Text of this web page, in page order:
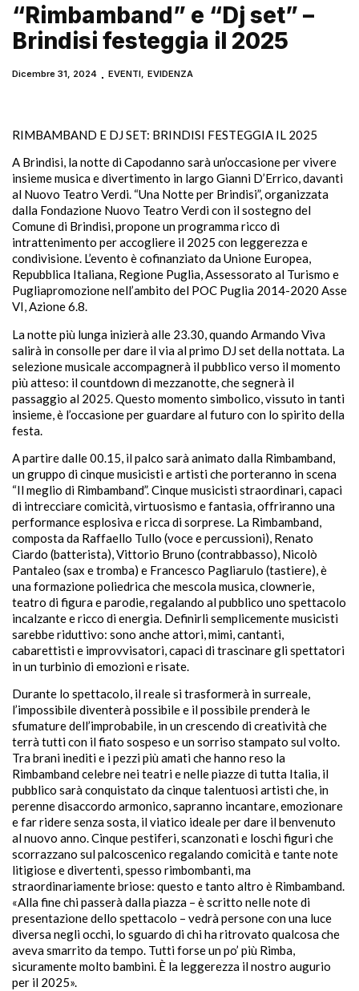
“Rimbamband” e “Dj set” –
Brindisi festeggia il 2025
Dicembre 31, 2024 EVENTI,EVIDENZA
RIMBAMBAND E DJ SET: BRINDISI FESTEGGIA IL 2025
A Brindisi, la notte di Capodanno sarà un’occasione per vivere
insieme musica e divertimento in largo Gianni D’Errico, davanti
al Nuovo Teatro Verdi. “Una Notte per Brindisi”, organizzata
dalla Fondazione Nuovo Teatro Verdi con il sostegno del
Comune di Brindisi, propone un programma ricco di
intrattenimento per accogliere il 2025 con leggerezza e
condivisione. L’evento è cofinanziato da Unione Europea,
Repubblica Italiana, Regione Puglia, Assessorato al Turismo e
Pugliapromozione nell’ambito del POC Puglia 2014-2020 Asse
VI, Azione 6.8.
La notte più lunga inizierà alle 23.30, quando Armando Viva
salirà in consolle per dare il via al primo DJ set della nottata. La
selezione musicale accompagnerà il pubblico verso il momento
più atteso: il countdown di mezzanotte, che segnerà il
passaggio al 2025. Questo momento simbolico, vissuto in tanti
insieme, è l’occasione per guardare al futuro con lo spirito della
festa.
A partire dalle 00.15, il palco sarà animato dalla Rimbamband,
un gruppo di cinque musicisti e artisti che porteranno in scena
“Il meglio di Rimbamband”. Cinque musicisti straordinari, capaci
di intrecciare comicità, virtuosismo e fantasia, offriranno una
performance esplosiva e ricca di sorprese. La Rimbamband,
composta da Raffaello Tullo (voce e percussioni), Renato
Ciardo (batterista), Vittorio Bruno (contrabbasso), Nicolò
Pantaleo (sax e tromba) e Francesco Pagliarulo (tastiere), è
una formazione poliedrica che mescola musica, clownerie,
teatro di figura e parodie, regalando al pubblico uno spettacolo
incalzante e ricco di energia. Definirli semplicemente musicisti
sarebbe riduttivo: sono anche attori, mimi, cantanti,
cabarettisti e improvvisatori, capaci di trascinare gli spettatori
in un turbinio di emozioni e risate.
Durante lo spettacolo, il reale si trasformerà in surreale,
l’impossibile diventerà possibile e il possibile prenderà le
sfumature dell’improbabile, in un crescendo di creatività che
terrà tutti con il fiato sospeso e un sorriso stampato sul volto.
Tra brani inediti e i pezzi più amati che hanno reso la
Rimbamband celebre nei teatri e nelle piazze di tutta Italia, il
pubblico sarà conquistato da cinque talentuosi artisti che, in
perenne disaccordo armonico, sapranno incantare, emozionare
e far ridere senza sosta, il viatico ideale per dare il benvenuto
al nuovo anno. Cinque pestiferi, scanzonati e loschi figuri che
scorrazzano sul palcoscenico regalando comicità e tante note
litigiose e divertenti, spesso rimbombanti, ma
straordinariamente briose: questo e tanto altro è Rimbamband.
«Alla fine chi passerà dalla piazza – è scritto nelle note di
presentazione dello spettacolo – vedrà persone con una luce
diversa negli occhi, lo sguardo di chi ha ritrovato qualcosa che
aveva smarrito da tempo. Tutti forse un po’ più Rimba,
sicuramente molto bambini. È la leggerezza il nostro augurio
per il 2025».